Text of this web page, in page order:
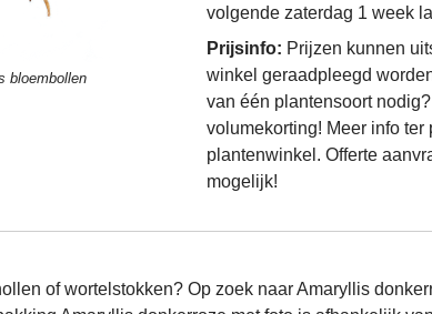
bloembollen
volgende zaterdag 1 week
Prijsinfo: Prijzen kunnen
winkel geraadpleegd
van één plantensoort
volumekorting! Meer info ter
plantenwinkel. Offerte
mogelijk!
of wortelstokken? Op zoek naar Amaryllis